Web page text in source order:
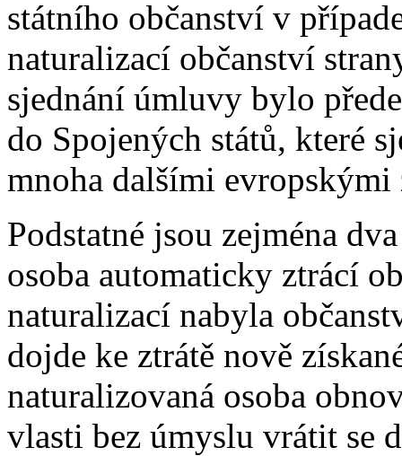
státního občanství v
naturalizací občanství
sjednání úmluvy bylo
do Spojených států, které
mnoha dalšími evropskými
Podstatné jsou zejména
osoba automaticky ztrácí
naturalizací nabyla
dojde ke ztrátě nově
naturalizovaná osoba
vlasti bez úmyslu vrátit se